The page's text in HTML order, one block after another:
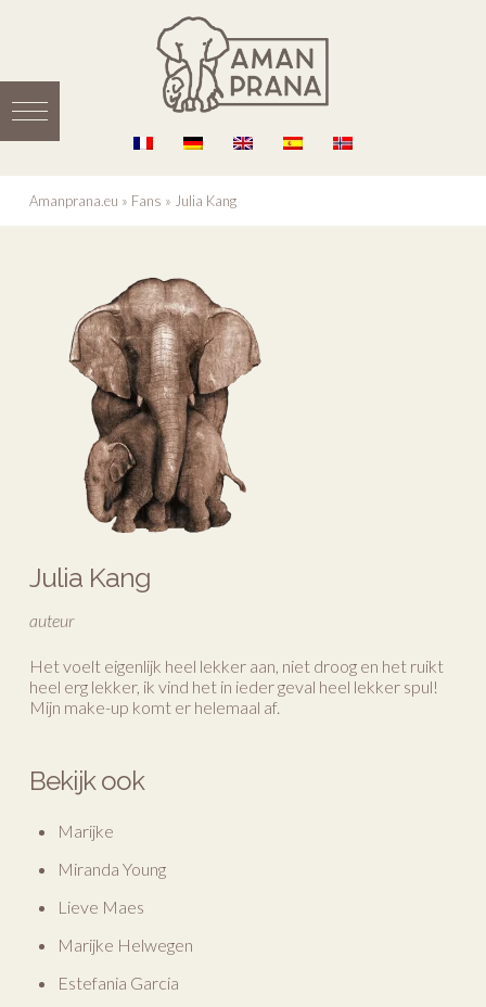
Amanprana.eu » Fans » Julia Kang
Julia Kang
auteur
Het voelt eigenlijk heel lekker aan, niet droog en het ruikt
heel erg lekker, ik vind het in ieder geval heel lekker spul!
Mijn make-up komt er helemaal af.
Bekijk ook
Marijke
Miranda Young
Lieve Maes
Marijke Helwegen
Estefania Garcia